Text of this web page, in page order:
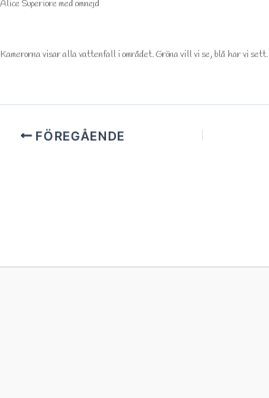
Alice Superiore med omnejd
Kamerorna visar alla vattenfall i området. Gröna vill vi se, blå har vi sett.
FÖREGÅENDE